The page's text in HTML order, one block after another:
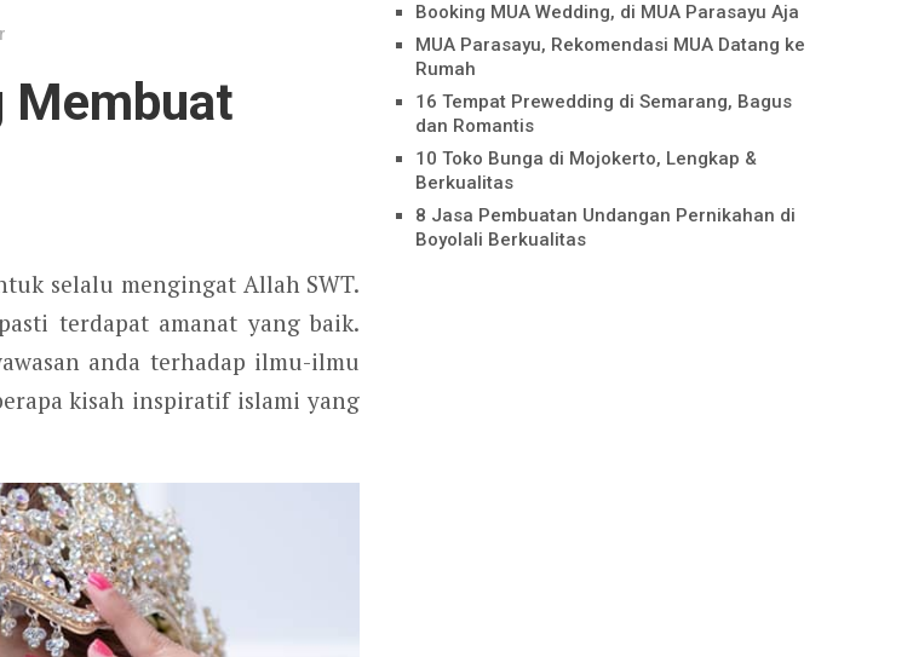
Membuat
selalu mengingat Allah SWT.
terdapat amanat yang baik.
anda terhadap ilmu-ilmu
kisah inspiratif islami yang
Booking MUA Wedding, di MUA Parasayu Aja
MUA Parasayu, Rekomendasi MUA Datang ke
Rumah
16 Tempat Prewedding di Semarang, Bagus
dan Romantis
10 Toko Bunga di Mojokerto, Lengkap &
Berkualitas
8 Jasa Pembuatan Undangan Pernikahan di
Boyolali Berkualitas